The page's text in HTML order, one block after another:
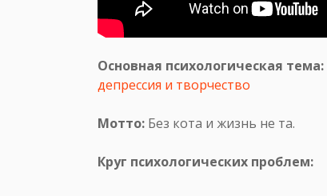
Основная психологическая тема:
депрессия и творчество
Мотто: Без кота и жизнь не та.
Круг психологических проблем: